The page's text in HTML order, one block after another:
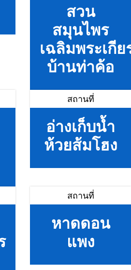
สวน
สมุนไพร
เฉลิมพระเกีย
บ้านท่าค้อ
สถานที่
อ่างเก็บน้ำ
ห้วยส้มโฮง
สถานที่
หาดดอน
แพง